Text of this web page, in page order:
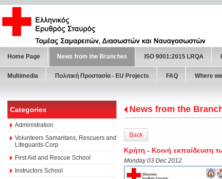
Home Page News from the Branches ISO 9001:2015 LRQA
Multimedia Πολιτική Προστασία - ΕU Projects FAQ Where
Categories
Administration
Volunteers Samaritans, Rescuers and
Lifeguards Corp
First Aid and Rescue School
Instructors School
News from the
Back
Κρήτη - Κοινή εκπαίδευση
Monday 03 Dec 2012